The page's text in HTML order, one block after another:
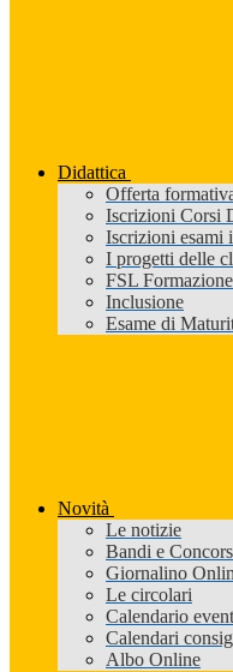
Didattica
Offerta
Iscrizioni Corsi
Iscrizioni esami
I progetti delle
FSL
Inclusione
Esame di
Novità
Le notizie
Bandi e
Giornalino
Le circolari
Calendario
Calendari
Albo Online